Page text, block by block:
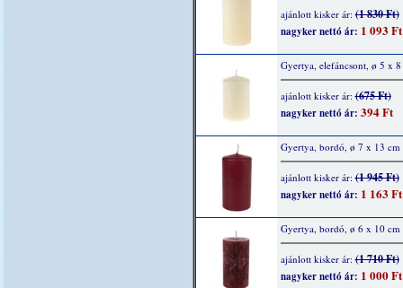
ajánlott kisker ár:(1 830 Ft)
nagyker nettó ár: 1 093 Ft
Gyertya, elefáncsont, ø 5 x
ajánlott kisker ár:(675 Ft)
nagyker nettó ár: 394 Ft
Gyertya, bordó, ø 7 x 13 cm
ajánlott kisker ár:(1 945 Ft)
nagyker nettó ár: 1 163 Ft
Gyertya, bordó, ø 6 x 10 cm
ajánlott kisker ár:(1 710 Ft)
nagyker nettó ár: 1 000 Ft